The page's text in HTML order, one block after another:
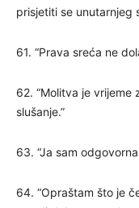
prisjetiti se unutarnjeg
61. “Prava sreća ne
62. “Molitva je vrijeme
slušanje.”
63. “Ja sam
64. “Opraštam što je